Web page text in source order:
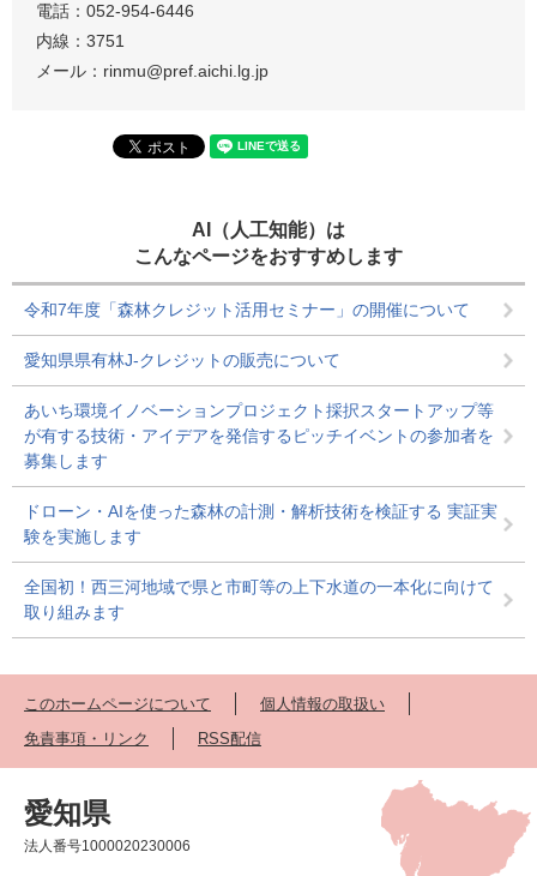
電話：052-954-6446
内線：3751
メール：rinmu@pref.aichi.lg.jp
AI（人工知能）は
こんなページをおすすめします
令和7年度「森林クレジット活用セミナー」の開催について
愛知県県有林J-クレジットの販売について
あいち環境イノベーションプロジェクト採択スタートアップ等
が有する技術・アイデアを発信するピッチイベントの参加者を
募集します
ドローン・AIを使った森林の計測・解析技術を検証する 実証実
験を実施します
全国初！西三河地域で県と市町等の上下水道の一本化に向けて
取り組みます
このホームページについて
個人情報の取扱い
免責事項・リンク
RSS配信
愛知県
法人番号1000020230006